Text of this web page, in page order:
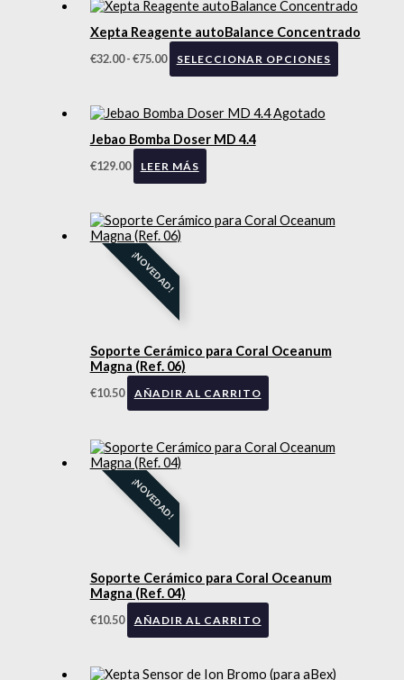
Xepta Reagente autoBalance Concentrado
€32.00 -€75.00 SELECCIONAR OPCIONES
Agotado
Jebao Bomba Doser MD 4.4
€129.00 LEER MÁS
¡NOVEDAD!
Soporte Cerámico para Coral Oceanum
Magna (Ref. 06)
€10.50 AÑADIR AL CARRITO
¡NOVEDAD!
Soporte Cerámico para Coral Oceanum
Magna (Ref. 04)
€10.50 AÑADIR AL CARRITO